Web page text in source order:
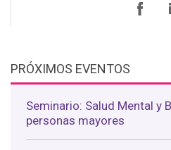
PRÓXIMOS EVENTOS
Seminario: Salud Mental y
personas mayores